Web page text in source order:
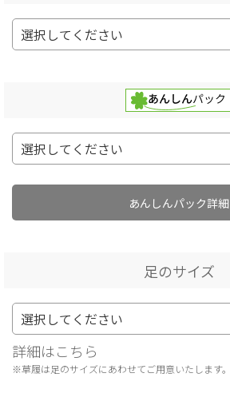
あんしんパック詳細
足のサイズ
詳細はこちら
※草履は足のサイズにあわせてご用意いたします。